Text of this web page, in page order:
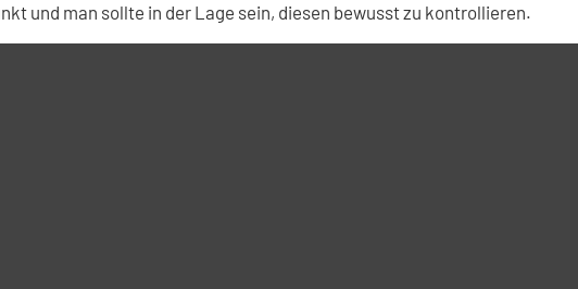
und man sollte in der Lage sein, diesen bewusst zu kontrollieren.